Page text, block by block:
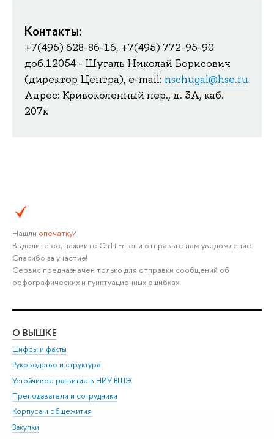
Контакты:
+7(495) 628-86-16, +7(495) 772-95-90
доб.12054 - Шугаль Николай Борисович
(директор Центра), e-mail: nschugal@hse.ru
Адрес: Кривоколенный пер., д. 3А, каб.
207к
Нашли опечатку?
Выделите её, нажмите Ctrl+Enter и отправьте нам уведомление.
Спасибо за участие!
Сервис предназначен только для отправки сообщений об
орфографических и пунктуационных ошибках.
О ВЫШКЕ
Цифры и факты
Руководство и структура
Устойчивое развитие в НИУ ВШЭ
Преподаватели и сотрудники
Корпуса и общежития
Закупки